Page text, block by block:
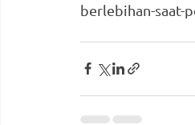
berlebihan-saat-